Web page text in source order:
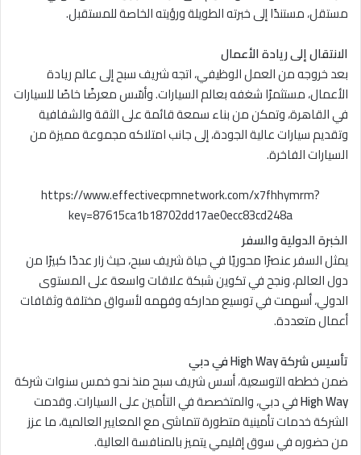
مستقل، مستندًا إلى خبرته الطويلة ورؤيته الخاصة للمستقبل.
الانتقال إلى ريادة الأعمال
بعد خروجه من العمل الوظيفي، اتجه شريف سبح إلى عالم ريادة
الأعمال، مستثمرًا شغفه بعالم السيارات. وأسّس معرضًا خاصًا للسيارات
في القاهرة، وتمكن من بناء سمعة قائمة على الثقة والشفافية
وتقديم سيارات عالية الجودة، إلى جانب امتلاكه مجموعة مميزة من
السيارات الفاخرة.
https://www.effectivecpmnetwork.com/x7fhhymrm?
key=87615ca1b18702dd17ae0ecc83cd248a
الخبرة الدولية والسفر
يمثل السفر عنصرًا محوريًا في حياة شريف سبح، حيث زار عددًا كبيرًا من
دول العالم، ونجح في تكوين شبكة علاقات واسعة على المستوى
الدولي، أسهمت في توسيع مداركه وفهمه لأسواق مختلفة وثقافات
أعمال متعددة.
تأسيس شركة High Way في دبي
ضمن خططه التوسعية، أسس شريف سبح منذ نحو خمس سنوات شركة
High Wayفي دبي، والمتخصصة في التأمين على السيارات. وقدمت
الشركة خدمات تأمينية متطورة تتماشى مع المعايير العالمية، ما عزز
من حضوره في سوق إقليمي يتميز بالمنافسة العالية.